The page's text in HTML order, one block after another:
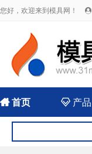
您好，欢迎来到模具网！ 
首页  产品